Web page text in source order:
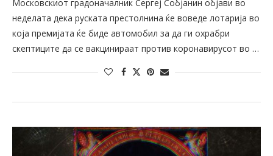
Московскиот градоначалник Сергеј Собјанин објави во
неделата дека руската престолнина ќе воведе лотарија во
која премијата ќе биде автомобил за да ги охрабри
скептиците да се вакцинираат против коронавирусот во …